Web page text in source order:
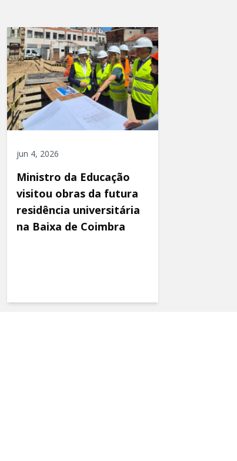
jun 4, 2026
Ministro da Educação
visitou obras da futura
residência universitária
na Baixa de Coimbra